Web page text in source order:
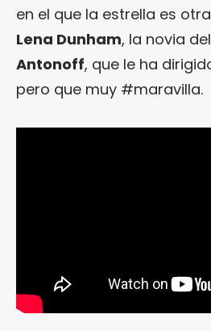
en el que la estrella es
Lena Dunham, la novia
Antonoff, que le ha
pero que muy #maravilla.